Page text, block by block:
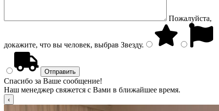
Пожалуйста,
докажите, что вы человек, выбрав Звезду.
Спасибо за Ваше сообщение!
Наш менеджер свяжется с Вами в ближайшее время.